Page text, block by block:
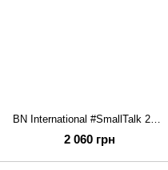
BN International #SmallTalk 219280
2 060 грн